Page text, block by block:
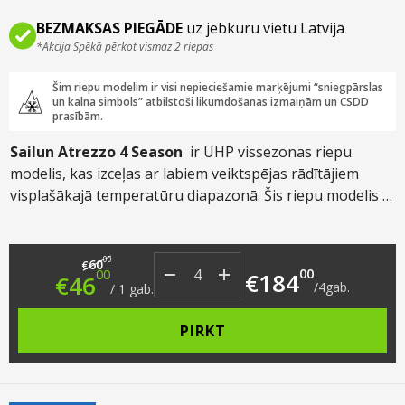
BEZMAKSAS PIEGĀDE uz jebkuru vietu Latvijā
*Akcija Spēkā pērkot vismaz 2 riepas
Šim riepu modelim ir visi nepieciešamie marķējumi “sniegpārslas
un kalna simbols” atbilstoši likumdošanas izmaiņām un CSDD
prasībām.
Sailun Atrezzo 4 Season ir UHP vissezonas riepu
modelis, kas izceļas ar labiem veiktspējas rādītājiem
visplašākajā temperatūru diapazonā. Šis riepu modelis ir
€6000 Original price was: €60.00.
€4600 Current price is: €46.00.
/ 1 gab. €18400
/4gab.
PIRKT